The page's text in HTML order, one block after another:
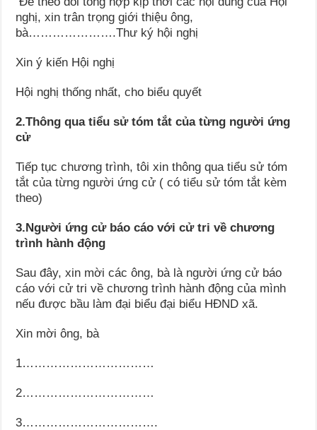
nghị, xin trân trọng giới thiệu ông,
bà………………….Thư ký hội nghị
Xin ý kiến Hội nghị
Hội nghị thống nhất, cho biểu quyết
2.Thông qua tiểu sử tóm tắt của từng người ứng
cử
Tiếp tục chương trình, tôi xin thông qua tiểu sử tóm
tắt của từng người ứng cử ( có tiểu sử tóm tắt kèm
theo)
3.Người ứng cử báo cáo với cử tri về chương
trình hành động
Sau đây, xin mời các ông, bà là người ứng cử báo
cáo với cử tri về chương trình hành động của mình
nếu được bầu làm đại biểu đại biểu HĐND xã.
Xin mời ông, bà
1……………………………
2……………………………
3…………………………….